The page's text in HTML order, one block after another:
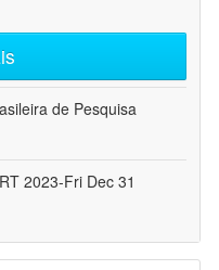
de Pesquisa
2023-Fri Dec 31